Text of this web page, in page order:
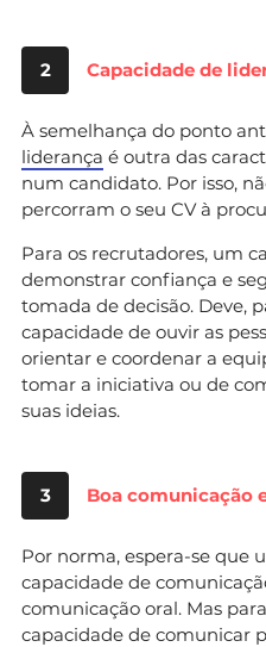
2 Capacidade de
À semelhança do ponto
liderança é outra das
num candidato. Por isso,
percorram o seu CV à
Para os recrutadores, um
demonstrar confiança e
tomada de decisão. Deve,
capacidade de ouvir as
orientar e coordenar a
tomar a iniciativa ou de
suas ideias.
3 Boa comunicação
Por norma, espera-se que
capacidade de
comunicação oral. Mas
capacidade de comunicar